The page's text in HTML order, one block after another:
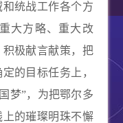
统战工作各个方
大方略、重大改
极献言献策，把
的目标任务上，
梦”，为把鄂尔多
的璀璨明珠不懈